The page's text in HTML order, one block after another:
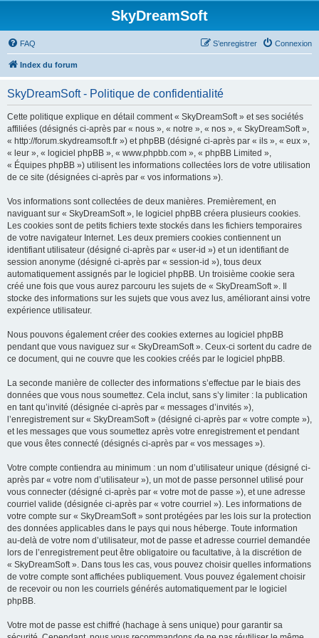
SkyDreamSoft
FAQ Connexion
S’enregistrer
Index du forum
SkyDreamSoft - Politique de confidentialité
Cette politique explique en détail comment « SkyDreamSoft » et ses sociétés
affiliées (désignés ci-après par « nous », « notre », « nos », « SkyDreamSoft »,
« http://forum.skydreamsoft.fr ») et phpBB (désigné ci-après par « ils », « eux »,
« leur », « logiciel phpBB », « www.phpbb.com », « phpBB Limited »,
« Équipes phpBB ») utilisent les informations collectées lors de votre utilisation
de ce site (désignées ci-après par « vos informations »).
Vos informations sont collectées de deux manières. Premièrement, en
naviguant sur « SkyDreamSoft », le logiciel phpBB créera plusieurs cookies.
Les cookies sont de petits fichiers texte stockés dans les fichiers temporaires
de votre navigateur Internet. Les deux premiers cookies contiennent un
identifiant utilisateur (désigné ci-après par « user-id ») et un identifiant de
session anonyme (désigné ci-après par « session-id »), tous deux
automatiquement assignés par le logiciel phpBB. Un troisième cookie sera
créé une fois que vous aurez parcouru les sujets de « SkyDreamSoft ». Il
stocke des informations sur les sujets que vous avez lus, améliorant ainsi votre
expérience utilisateur.
Nous pouvons également créer des cookies externes au logiciel phpBB
pendant que vous naviguez sur « SkyDreamSoft ». Ceux-ci sortent du cadre de
ce document, qui ne couvre que les cookies créés par le logiciel phpBB.
La seconde manière de collecter des informations s’effectue par le biais des
données que vous nous soumettez. Cela inclut, sans s’y limiter : la publication
en tant qu’invité (désignée ci-après par « messages d’invités »),
l’enregistrement sur « SkyDreamSoft » (désigné ci-après par « votre compte »),
et les messages que vous soumettez après votre enregistrement et pendant
que vous êtes connecté (désignés ci-après par « vos messages »).
Votre compte contiendra au minimum : un nom d’utilisateur unique (désigné ci-
après par « votre nom d’utilisateur »), un mot de passe personnel utilisé pour
vous connecter (désigné ci-après par « votre mot de passe »), et une adresse
courriel valide (désignée ci-après par « votre courriel »). Les informations de
votre compte sur « SkyDreamSoft » sont protégées par les lois sur la protection
des données applicables dans le pays qui nous héberge. Toute information
au-delà de votre nom d’utilisateur, mot de passe et adresse courriel demandée
lors de l’enregistrement peut être obligatoire ou facultative, à la discrétion de
« SkyDreamSoft ». Dans tous les cas, vous pouvez choisir quelles informations
de votre compte sont affichées publiquement. Vous pouvez également choisir
de recevoir ou non les courriels générés automatiquement par le logiciel
phpBB.
Votre mot de passe est chiffré (hachage à sens unique) pour garantir sa